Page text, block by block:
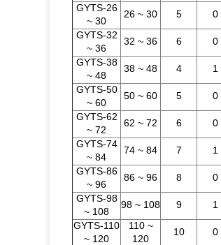
GYTS-26
~ 30
26 ~ 30 5 0
GYTS-32
~ 36
32 ~ 36 6 0
GYTS-38
~ 48
38 ~ 48 4 1
GYTS-50
~ 60
50 ~ 60 5 0
GYTS-62
~ 72
62 ~ 72 6 0
GYTS-74
~ 84
74 ~ 84 7 1
GYTS-86
~ 96
86 ~ 96 8 0
GYTS-98
~ 108
98 ~ 108 9 1
GYTS-110
~ 120
110 ~
120
10 0